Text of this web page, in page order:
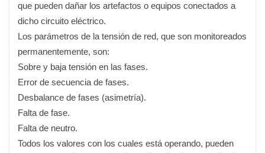
que pueden dañar los artefactos o equipos conectados a
dicho circuito eléctrico.
Los parámetros de la tensión de red, que son monitoreados
permanentemente, son:
Sobre y baja tensión en las fases.
Error de secuencia de fases.
Desbalance de fases (asimetría).
Falta de fase.
Falta de neutro.
Todos los valores con los cuales está operando, pueden